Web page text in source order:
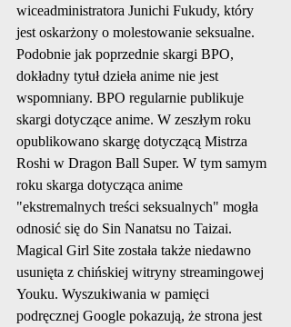
wiceadministratora Junichi Fukudy, który
jest oskarżony o molestowanie seksualne.
Podobnie jak poprzednie skargi BPO,
dokładny tytuł dzieła anime nie jest
wspomniany. BPO regularnie publikuje
skargi dotyczące anime. W zeszłym roku
opublikowano skargę dotyczącą Mistrza
Roshi w Dragon Ball Super. W tym samym
roku skarga dotycząca anime
"ekstremalnych treści seksualnych" mogła
odnosić się do Sin Nanatsu no Taizai.
Magical Girl Site została także niedawno
usunięta z chińskiej witryny streamingowej
Youku. Wyszukiwania w pamięci
podręcznej Google pokazują, że strona jest